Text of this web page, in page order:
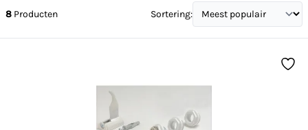
8 Producten Sortering: